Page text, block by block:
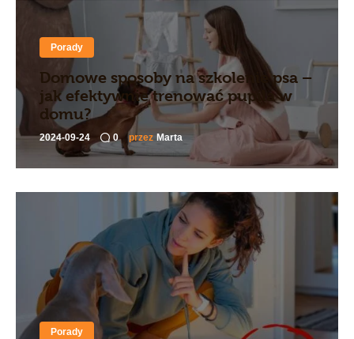
Porady
Domowe sposoby na szkolenie psa –
jak efektywnie trenować pupila w
domu?
2024-09-24 0 przez Marta
Porady